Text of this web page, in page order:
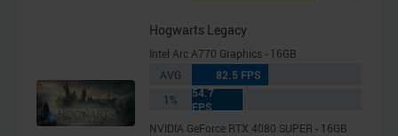
Hogwarts Legacy
Intel Arc A770 Graphics - 16GB
AVG
82.5 FPS
1%
54.7
FPS
NVIDIA GeForce RTX 4080 SUPER - 16GB